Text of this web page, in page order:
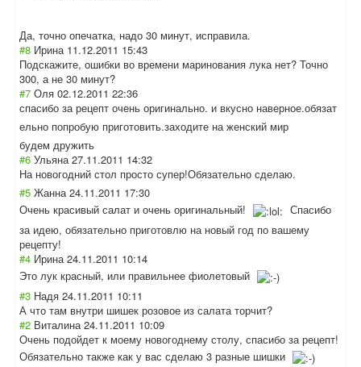
Да, точно опечатка, надо 30 минут, исправила.
#8 Ирина 11.12.2011 15:43
Подскажите, ошибки во времени маринования лука нет? Точно
300, а не 30 минут?
#7 Оля 02.12.2011 22:36
спасибо за рецепт очень оригинально. и вкусно наверное.обязат
ельно попробую приготовить.заходите на женский мир
будем дружить
#6 Ульяна 27.11.2011 14:32
На новогодний стол просто супер!Обязательно сделаю.
#5 Жанна 24.11.2011 17:30
Очень красивый салат и очень оригинальный!
Спасибо
за идею, обязательно приготовлю на новый год по вашему
рецепту!
#4 Ирина 24.11.2011 10:14
Это лук красный, или правильнее фиолетовый
#3 Надя 24.11.2011 10:11
А что там внутри шишек розовое из салата торчит?
#2 Виталина 24.11.2011 10:09
Очень подойдет к моему новогоднему столу, спасибо за рецепт!
Обязательно также как у вас сделаю 3 разные шишки